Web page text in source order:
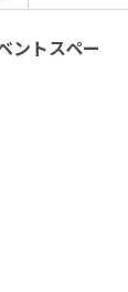
ントスペー